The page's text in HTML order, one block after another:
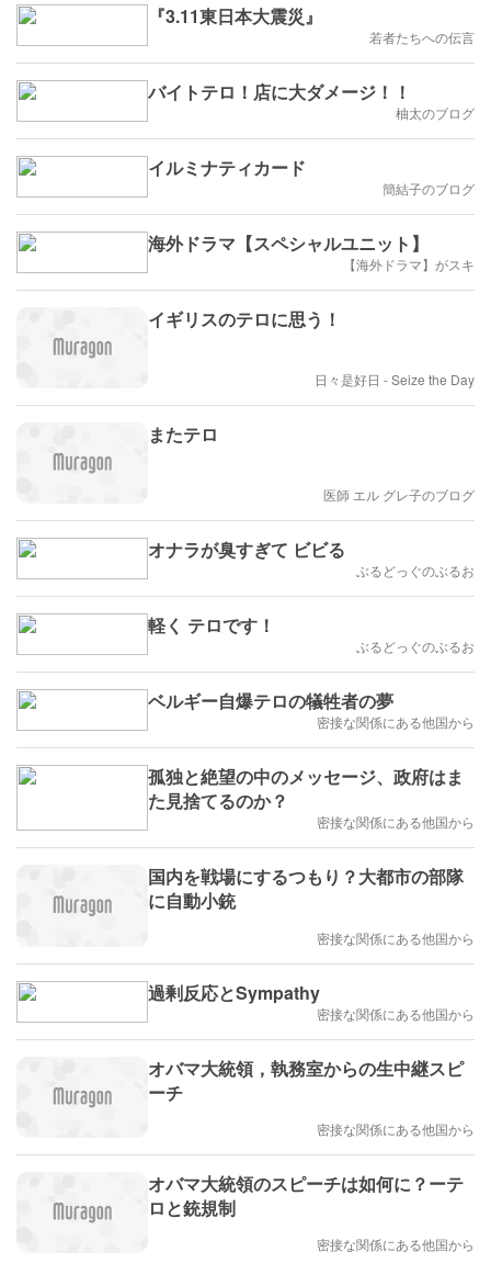
『3.11東日本大震災』
若者たちへの伝言
バイトテロ！店に大ダメージ！！
柚太のブログ
イルミナティカード
簡結子のブログ
海外ドラマ【スペシャルユニット】
【海外ドラマ】がスキ
イギリスのテロに思う！
日々是好日 - Seize the Day
またテロ
医師 エル グレ子のブログ
オナラが臭すぎて ビビる
ぶるどっぐのぶるお
軽く テロです！
ぶるどっぐのぶるお
ベルギー自爆テロの犠牲者の夢
密接な関係にある他国から
孤独と絶望の中のメッセージ、政府はま
た見捨てるのか？
密接な関係にある他国から
国内を戦場にするつもり？大都市の部隊
に自動小銃
密接な関係にある他国から
過剰反応とSympathy
密接な関係にある他国から
オバマ大統領，執務室からの生中継スピ
ーチ
密接な関係にある他国から
オバマ大統領のスピーチは如何に？ーテ
ロと銃規制
密接な関係にある他国から